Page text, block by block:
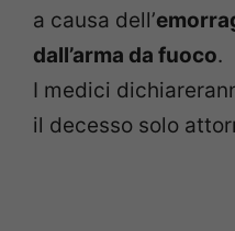
a causa dell’
dall’arma da fuoco.
I medici
il decesso solo